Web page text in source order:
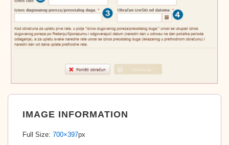
IMAGE INFORMATION
Full Size: 700×397px